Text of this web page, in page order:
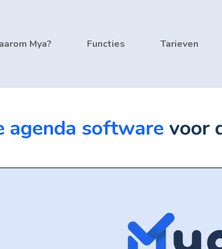
Mya? Functies Tarieven
agenda software voor